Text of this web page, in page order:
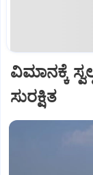
ವಿಮಾನಕ್ಕೆ
ಸುರಕ್ಷಿತ